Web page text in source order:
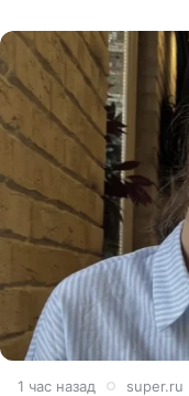
1 час назад super.ru